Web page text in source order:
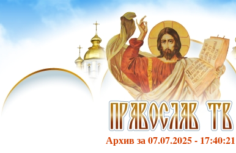
Архив за 07.07.2025 - 17:40:21